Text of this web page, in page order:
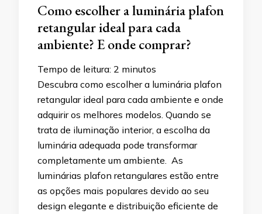
Como escolher a luminária plafon
retangular ideal para cada
ambiente? E onde comprar?
Tempo de leitura: 2 minutos
Descubra como escolher a luminária plafon
retangular ideal para cada ambiente e onde
adquirir os melhores modelos. Quando se
trata de iluminação interior, a escolha da
luminária adequada pode transformar
completamente um ambiente. As
luminárias plafon retangulares estão entre
as opções mais populares devido ao seu
design elegante e distribuição eficiente de